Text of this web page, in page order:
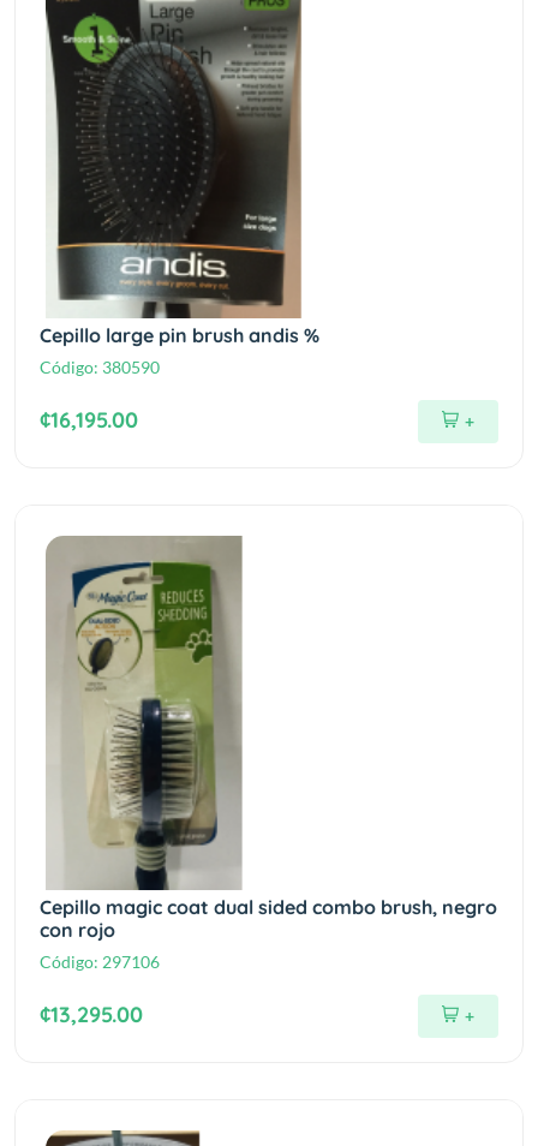
Cepillo large pin brush andis %
Código: 380590
¢16,195.00 +
Cepillo magic coat dual sided combo brush, negro
con rojo
Código: 297106
¢13,295.00 +